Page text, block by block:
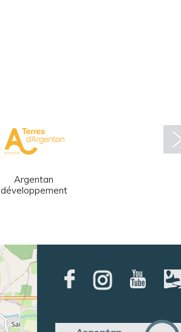
Argentan
développement